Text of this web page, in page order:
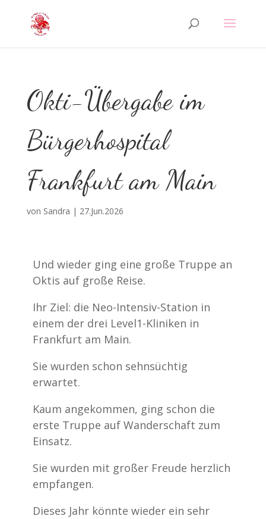
Okti-Übergabe im
Bürgerhospital
Frankfurt am Main
von Sandra | 27.Jun.2026
Und wieder ging eine große Truppe an
Oktis auf große Reise.
Ihr Ziel: die Neo-Intensiv-Station in
einem der drei Level1-Kliniken in
Frankfurt am Main.
Sie wurden schon sehnsüchtig
erwartet.
Kaum angekommen, ging schon die
erste Truppe auf Wanderschaft zum
Einsatz.
Sie wurden mit großer Freude herzlich
empfangen.
Dieses Jahr könnte wieder ein sehr